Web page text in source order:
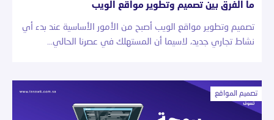
ما الفرق بين تصميم وتطوير مواقع الويب
تصميم وتطوير مواقع الويب أصبح من الأمور الأساسية عند بدء أي
نشاط تجاري جديد، لاسيما أن المستهلك في عصرنا الحالي…
تصميم المواقع